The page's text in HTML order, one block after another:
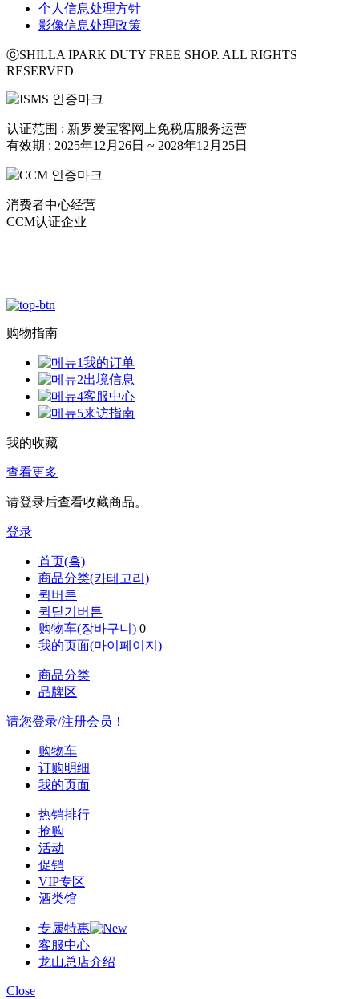
个人信息处理方针
影像信息处理政策
ⓒSHILLA IPARK DUTY FREE SHOP. ALL RIGHTS
RESERVED
认证范围 : 新罗爱宝客网上免税店服务运营
有效期 : 2025年12月26日 ~ 2028年12月25日
消费者中心经营
CCM认证企业
购物指南
我的订单
出境信息
客服中心
来访指南
我的收藏
查看更多
请登录后查看收藏商品。
登录
首页(홈)
商品分类(카테고리)
퀵버튼
퀵닫기버튼
购物车(장바구니) 0
我的页面(마이페이지)
商品分类
品牌区
请您登录/注册会员！
购物车
订购明细
我的页面
热销排行
抢购
活动
促销
VIP专区
酒类馆
专属特惠
客服中心
龙山总店介绍
Close